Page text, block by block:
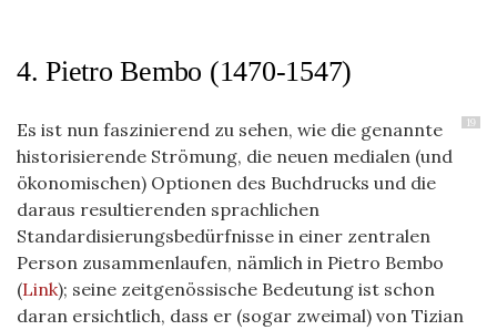
4. Pietro Bembo (1470-1547)
19
Es ist nun faszinierend zu sehen, wie die genannte
historisierende Strömung, die neuen medialen (und
ökonomischen) Optionen des Buchdrucks und die
daraus resultierenden sprachlichen
Standardisierungsbedürfnisse in einer zentralen
Person zusammenlaufen, nämlich in Pietro Bembo
(Link); seine zeitgenössische Bedeutung ist schon
daran ersichtlich, dass er (sogar zweimal) von Tizian